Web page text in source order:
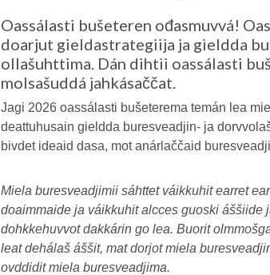
Oassálasti bušeteren ođasmuvvá!
doarjut gieldastrategiija ja gieldda
ollašuhttima. Dán dihtii oassálasti
molsašuddá jahkásaččat.
Jagi 2026 oassálasti bušeterema temán lea
deattuhusain gieldda buresveadjin- ja
bivdet ideaid dasa, mot anárlaččaid
Miela buresveadjimii sáhttet váikkuhit earret
doaimmaide ja váikkuhit alcces guoski áššiide
dohkkehuvvot dakkárin go lea. Buorit
leat dehálaš áššit, mat dorjot miela
ovddidit miela buresveadjima.